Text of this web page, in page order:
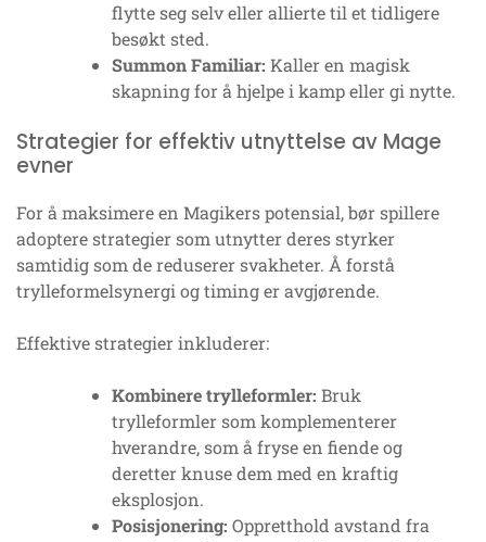
flytte seg selv eller allierte til et tidligere
besøkt sted.
Summon Familiar: Kaller en magisk
skapning for å hjelpe i kamp eller gi nytte.
Strategier for effektiv utnyttelse av Mage
evner
For å maksimere en Magikers potensial, bør spillere
adoptere strategier som utnytter deres styrker
samtidig som de reduserer svakheter. Å forstå
trylleformelsynergi og timing er avgjørende.
Effektive strategier inkluderer:
Kombinere trylleformler: Bruk
trylleformler som komplementerer
hverandre, som å fryse en fiende og
deretter knuse dem med en kraftig
eksplosjon.
Posisjonering: Oppretthold avstand fra